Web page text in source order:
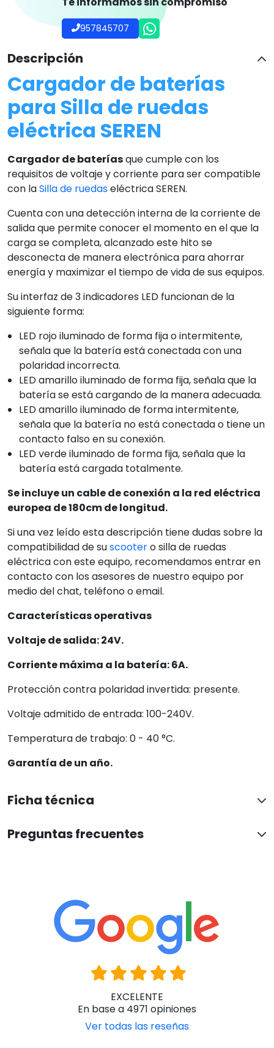
957845707
Descripción
Cargador de baterías
para Silla de ruedas
eléctrica SEREN
Cargador de bateríasque cumple con los
requisitos de voltaje y corriente para ser compatible
con laSilla de ruedaseléctrica SEREN.
Cuenta con una detección interna de la corriente de
salida que permite conocer el momento en el que la
carga se completa, alcanzado este hito se
desconecta de manera electrónica para ahorrar
energía y maximizar el tiempo de vida de sus equipos.
Su interfaz de 3 indicadores LED funcionan de la
siguiente forma:
LED rojo iluminado de forma fija o intermitente,
señala que la batería está conectada con una
polaridad incorrecta.
LED amarillo iluminado de forma fija, señala que la
batería se está cargando de la manera adecuada.
LED amarillo iluminado de forma intermitente,
señala que la batería no está conectada o tiene un
contacto falso en su conexión.
LED verde iluminado de forma fija, señala que la
batería está cargada totalmente.
Se incluye un cable de conexión a la red eléctrica
europea de 180cm de longitud.
Si una vez leído esta descripción tiene dudas sobre la
compatibilidad de suscootero silla de ruedas
eléctrica con este equipo, recomendamos entrar en
contacto con los asesores de nuestro equipo por
medio del chat, teléfono o email.
Características operativas
Voltaje de salida: 24V.
Corriente máxima a la batería: 6A.
Protección contra polaridad invertida: presente.
Voltaje admitido de entrada: 100-240V.
Temperatura de trabajo: 0 - 40 °C.
Garantía de un año.
Ficha técnica
Preguntas frecuentes
EXCELENTE
En base a 4971 opiniones
Ver todas las reseñas